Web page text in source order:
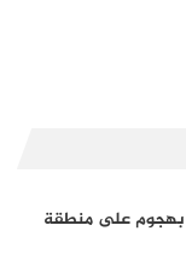
بهجوم على منطقة